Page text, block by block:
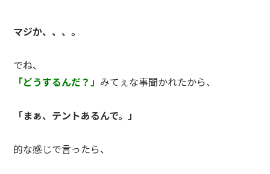
マジか、、、。
でね、
「どうするんだ？」 みてぇな事聞かれたから、
「まぁ、テントあるんで。」
的な感じで言ったら、